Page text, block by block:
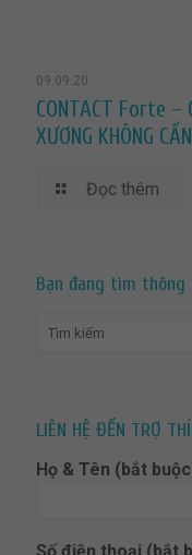
09.09.20
CONTACT Forte –
XƯƠNG KHÔNG
Đọc thêm
Bạn đang tìm
LIÊN HỆ ĐẾN TRỢ
Họ & Tên (bắt